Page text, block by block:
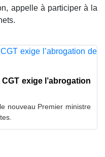
appelle à participer à la
exige l’abrogation
nouveau Premier ministre